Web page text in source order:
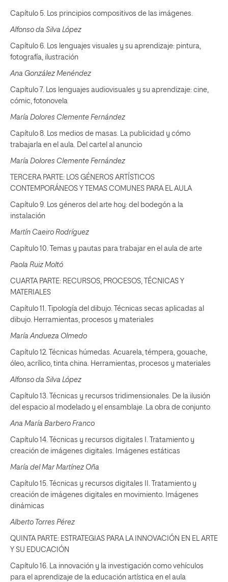
Capítulo 5. Los principios compositivos de las imágenes.
Alfonso da Silva López
Capítulo 6. Los lenguajes visuales y su aprendizaje: pintura,
fotografía, ilustración
Ana González Menéndez
Capítulo 7. Los lenguajes audiovisuales y su aprendizaje: cine,
cómic, fotonovela
María Dolores Clemente Fernández
Capítulo 8. Los medios de masas. La publicidad y cómo
trabajarla en el aula. Del cartel al anuncio
María Dolores Clemente Fernández
TERCERA PARTE: LOS GÉNEROS ARTÍSTICOS
CONTEMPORÁNEOS Y TEMAS COMUNES PARA EL AULA
Capítulo 9. Los géneros del arte hoy: del bodegón a la
instalación
Martín Caeiro Rodríguez
Capítulo 10. Temas y pautas para trabajar en el aula de arte
Paola Ruiz Moltó
CUARTA PARTE: RECURSOS, PROCESOS, TÉCNICAS Y
MATERIALES
Capítulo 11. Tipología del dibujo. Técnicas secas aplicadas al
dibujo. Herramientas, procesos y materiales
María Andueza Olmedo
Capítulo 12. Técnicas húmedas. Acuarela, témpera, gouache,
óleo, acrílico, tinta china. Herramientas, procesos y materiales
Alfonso da Silva López
Capítulo 13. Técnicas y recursos tridimensionales. De la ilusión
del espacio al modelado y el ensamblaje. La obra de conjunto
Ana María Barbero Franco
Capítulo 14. Técnicas y recursos digitales I. Tratamiento y
creación de imágenes digitales. Imágenes estáticas
María del Mar Martínez Oña
Capítulo 15. Técnicas y recursos digitales II. Tratamiento y
creación de imágenes digitales en movimiento. Imágenes
dinámicas
Alberto Torres Pérez
QUINTA PARTE: ESTRATEGIAS PARA LA INNOVACIÓN EN EL ARTE
Y SU EDUCACIÓN
Capítulo 16. La innovación y la investigación como vehículos
para el aprendizaje de la educación artística en el aula